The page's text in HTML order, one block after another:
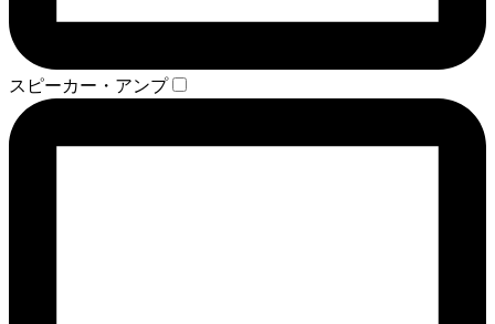
スピーカー・アンプ